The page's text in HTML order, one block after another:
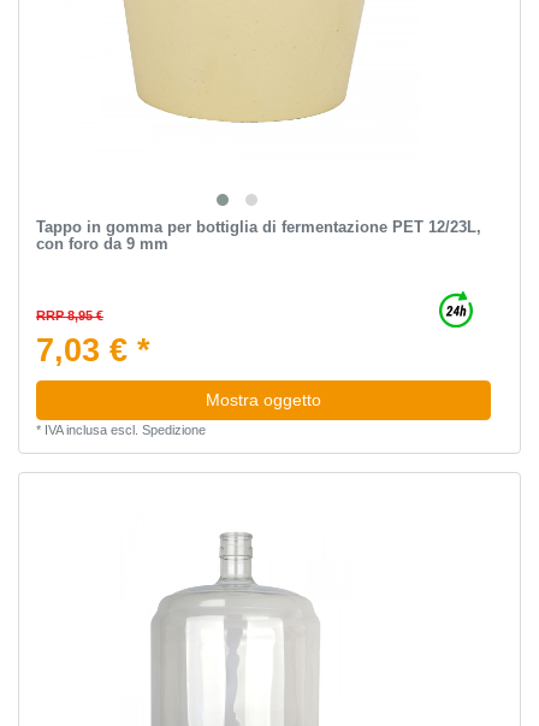
Tappo in gomma per bottiglia di fermentazione PET 12/23L,
con foro da 9 mm
RRP 8,95 €
7,03 € *
Mostra oggetto
* IVA inclusaescl. Spedizione